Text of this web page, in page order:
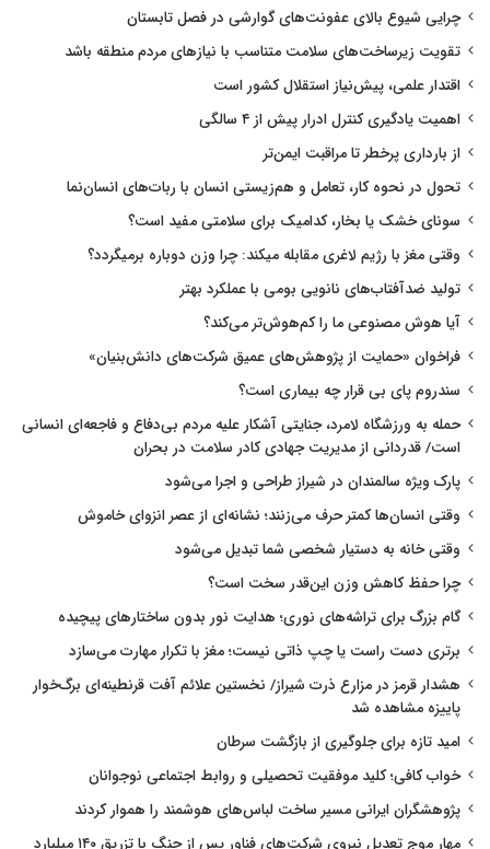
چرایی شیوع بالای عفونت‌های گوارشی در فصل تابستان
تقویت زیرساخت‌های سلامت متناسب با نیازهای مردم منطقه باشد
اقتدار علمی، پیش‌نیاز استقلال کشور است
اهمیت یادگیری کنترل ادرار پیش از ۴ سالگی
از بارداری پرخطر تا مراقبت ایمن‌تر
تحول در نحوه کار، تعامل و هم‌زیستی انسان با ربات‌های انسان‌نما
سونای خشک یا بخار، کدامیک برای سلامتی مفید است؟
وقتی مغز با رژیم لاغری مقابله میکند: چرا وزن دوباره برمیگردد؟
تولید ضدآفتاب‌های نانویی بومی با عملکرد بهتر
آیا هوش مصنوعی ما را کم‌هوش‌تر می‌کند؟
فراخوان «حمایت از پژوهش‌های عمیق شرکت‌های دانش‌بنیان»
سندروم پای بی قرار چه بیماری است؟
حمله به ورزشگاه لامرد، جنایتی آشکار علیه مردم بی‌دفاع و فاجعه‌ای انسانی
است/ قدردانی از مدیریت جهادی کادر سلامت در بحران
پارک ویژه سالمندان در شیراز طراحی و اجرا می‌شود
وقتی انسان‌ها کمتر حرف می‌زنند؛ نشانه‌ای از عصر انزوای خاموش
وقتی خانه به دستیار شخصی شما تبدیل می‌شود
چرا حفظ کاهش وزن این‌قدر سخت است؟
گام بزرگ برای تراشه‌های نوری؛ هدایت نور بدون ساختارهای پیچیده
برتری دست راست یا چپ ذاتی نیست؛ مغز با تکرار مهارت می‌سازد
هشدار قرمز در مزارع ذرت شیراز/ نخستین علائم آفت قرنطینه‌ای برگ‌خوار
پاییزه مشاهده شد
امید تازه برای جلوگیری از بازگشت سرطان
خواب کافی؛ کلید موفقیت تحصیلی و روابط اجتماعی نوجوانان
پژوهشگران ایرانی مسیر ساخت لباس‌های هوشمند را هموار کردند
مهار موج تعدیل نیروی شرکت‌های فناور پس از جنگ با تزریق ۱۴۰ میلیارد